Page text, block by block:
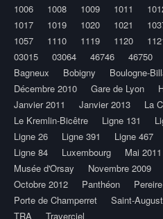
1006
1008 1009 1011
1017
1019 1020 1021
1057
1110 1119 1120
03015
03064 46746 46750
Bagneux
Bobigny Boulogne-
Décembre 2010
Gare de Lyon
Janvier 2011
Janvier 2013
La
Le Kremlin-Bicêtre
Ligne 131
Ligne 26
Ligne 391 Ligne 467
Ligne 84
Luxembourg Mai 2011
Musée d'Orsay
Novembre 2009
Octobre 2012
Panthéon Pereire
Porte de Champerret
Saint-
TRA
Traverciel